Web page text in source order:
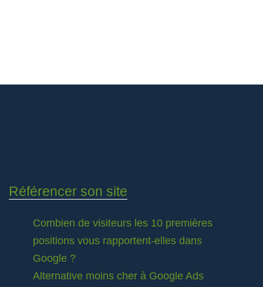
Référencer son site
Combien de visiteurs les 10 premières
positions vous rapportent-elles dans
Google ?
Alternative moins cher à Google Ads